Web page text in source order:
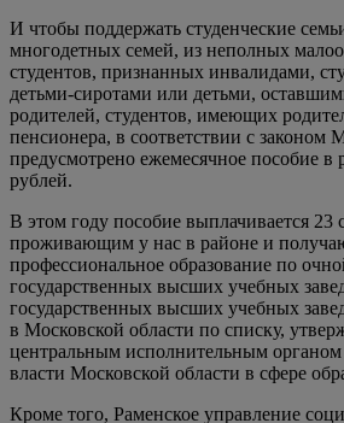
И чтобы поддержать студенческие
многодетных семей, из неполных
студентов, признанных инвалидами,
детьми-сиротами или детьми,
родителей, студентов, имеющих
пенсионера, в соответствии с законом
предусмотрено ежемесячное пособие в
рублей.
В этом году пособие выплачивается 23
проживающим у нас в районе и
профессиональное образование по
государственных высших учебных
государственных высших учебных
в Московской области по списку,
центральным исполнительным органом
власти Московской области в сфере
Кроме того, Раменское управление